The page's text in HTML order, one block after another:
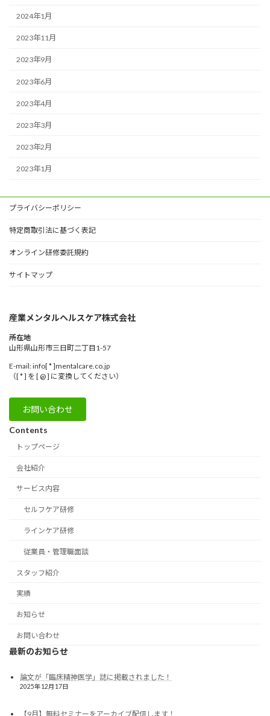
2024年1月
2023年11月
2023年9月
2023年6月
2023年4月
2023年3月
2023年2月
2023年1月
プライバシーポリシー
特定商取引法に基づく表記
オンライン研修委託規約
サイトマップ
産業メンタルヘルスケア株式会社
所在地
山形県山形市三日町二丁目1-57
E-mail: info[ * ]mentalcare.co.jp
（[ * ] を [ @ ] に変換してください）
お問い合わせ
Contents
トップページ
会社紹介
サービス内容
セルフケア研修
ラインケア研修
従業員・管理職面談
スタッフ紹介
実績
お知らせ
お問い合わせ
最新のお知らせ
論文が「臨床精神医学」誌に掲載されました！
2025年12月17日
【9月】無料セミナーをアーカイブ配信します！